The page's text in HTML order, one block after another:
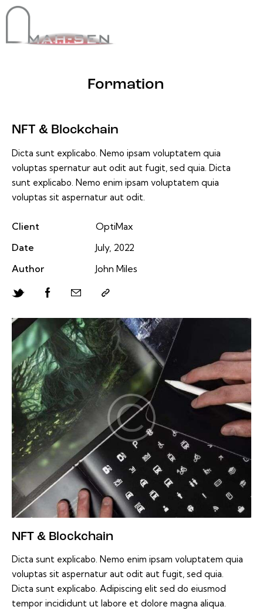
Formation
NFT & Blockchain
Dicta sunt explicabo. Nemo ipsam voluptatem quia
voluptas spernatur aut odit aut fugit, sed quia. Dicta
sunt explicabo. Nemo enim ipsam voluptatem quia
voluptas sit aspernatur aut odit.
Client
OptiMax
Date
July, 2022
Author
John Miles
NFT & Blockchain
Dicta sunt explicabo. Nemo enim ipsam voluptatem quia
voluptas sit aspernatur aut odit aut fugit, sed quia.
Dicta sunt explicabo. Adipiscing elit sed do eiusmod
tempor incididunt ut labore et dolore magna aliqua.